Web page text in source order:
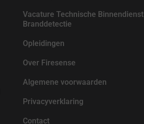
Vacature Technische Binnendienst
Branddetectie
Opleidingen
Over Firesense
Algemene voorwaarden
Privacyverklaring
Contact